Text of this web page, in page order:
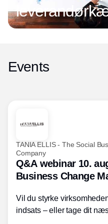
Events
TANIA ELLIS - The Social
Company
Q&A webinar 10.
Business Change
Vil du styrke
indsats – eller tage dit